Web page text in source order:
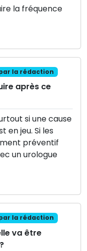
la fréquence
la rédaction
après ce
si une cause
en jeu. Si les
préventif
un urologue
la rédaction
va être